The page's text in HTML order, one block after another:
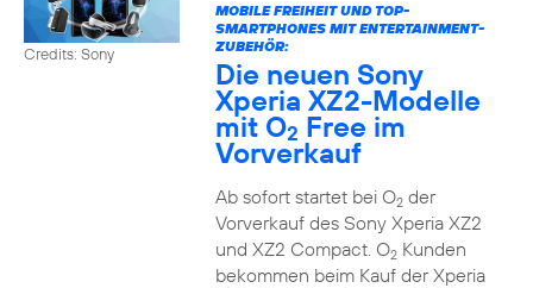
Credits: Sony
MOBILE FREIHEIT UND TOP-
SMARTPHONES MIT ENTERTAINMENT-
ZUBEHÖR:
Die neuen Sony
Xperia XZ2-Modelle
mit O2 Free im
Vorverkauf
Ab sofort startet bei O2der
Vorverkauf des Sony Xperia XZ2
und XZ2 Compact. O2Kunden
bekommen beim Kauf der Xperia